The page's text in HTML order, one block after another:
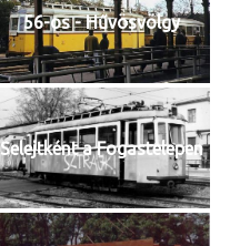
56-os - Hűvösvölgy
Selejtként a Fogastelepen